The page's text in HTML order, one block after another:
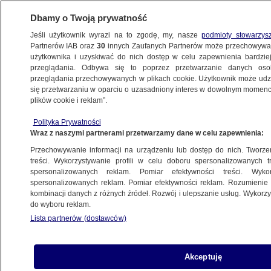
LUBLIN
Wtedy z impetem wjeżdża
w nie ciężarówka. Nagranie
17.08.2023, 16:12
Udostępnij
Dbamy o Twoją prywatność
Jeśli użytkownik wyrazi na to zgodę, my, naszepodmioty
Partnerów IAB oraz30 innych Zaufanych Partnerów może
użytkownika i uzyskiwać do nich dostęp w celu zapewnienia
przeglądania. Odbywa się to poprzez przetwarzanie danych
przeglądania przechowywanych w plikach cookie. Użytkownik może
się przetwarzaniu w oparciu o uzasadniony interes w dowolnym
plików cookie i reklam”.
Polityka Prywatności
Wraz z naszymi partnerami przetwarzamy dane w celu zapewnienia:
Przechowywanie informacji na urządzeniu lub dostęp do nich.
treści. Wykorzystywanie profili w celu doboru spersonalizowanych
spersonalizowanych reklam. Pomiar efektywności treści.
spersonalizowanych reklam. Pomiar efektywności reklam.
kombinacji danych z różnych źródeł. Rozwój i ulepszanie usług.
do wyboru reklam.
Lista partnerów (dostawców)
Akceptuję